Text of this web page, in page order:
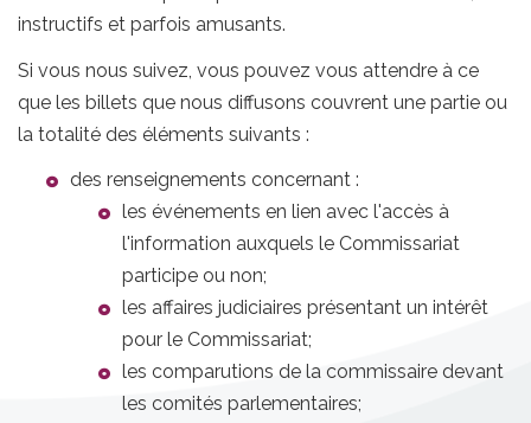
instructifs et parfois amusants.
Si vous nous suivez, vous pouvez vous attendre à ce
que les billets que nous diffusons couvrent une partie ou
la totalité des éléments suivants :
des renseignements concernant :
les événements en lien avec l'accès à
l'information auxquels le Commissariat
participe ou non;
les affaires judiciaires présentant un intérêt
pour le Commissariat;
les comparutions de la commissaire devant
les comités parlementaires;